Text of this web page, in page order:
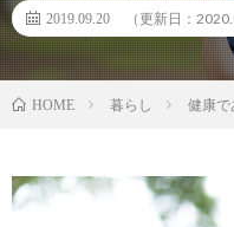
2019.09.20 （更新日：
HOME 暮らし 健康で